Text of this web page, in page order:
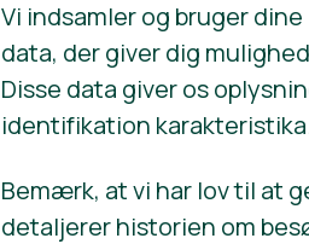
Vi indsamler og bruger
data, der giver dig
Disse data giver os
identifikation
Bemærk, at vi har lov til at
detaljerer historien om